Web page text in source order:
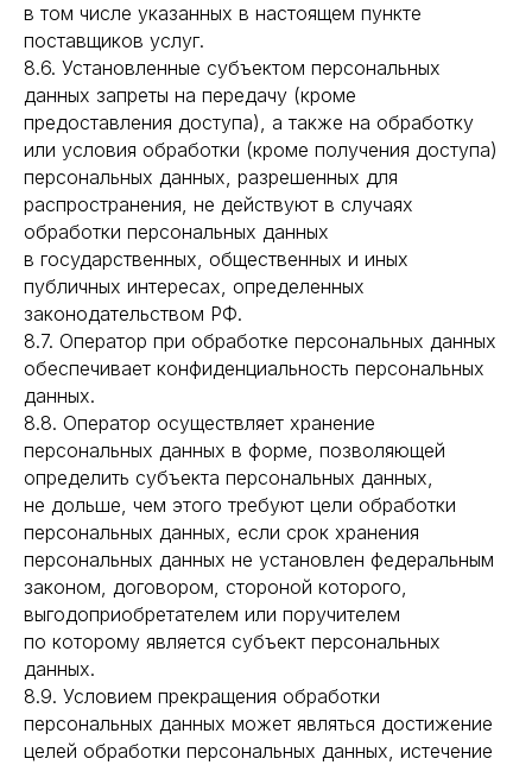
в том числе указанных в настоящем пункте
поставщиков услуг.
8.6. Установленные субъектом персональных
данных запреты на передачу (кроме
предоставления доступа), а также на обработку
или условия обработки (кроме получения доступа)
персональных данных, разрешенных для
распространения, не действуют в случаях
обработки персональных данных
в государственных, общественных и иных
публичных интересах, определенных
законодательством РФ.
8.7. Оператор при обработке персональных данных
обеспечивает конфиденциальность персональных
данных.
8.8. Оператор осуществляет хранение
персональных данных в форме, позволяющей
определить субъекта персональных данных,
не дольше, чем этого требуют цели обработки
персональных данных, если срок хранения
персональных данных не установлен федеральным
законом, договором, стороной которого,
выгодоприобретателем или поручителем
по которому является субъект персональных
данных.
8.9. Условием прекращения обработки
персональных данных может являться достижение
целей обработки персональных данных, истечение